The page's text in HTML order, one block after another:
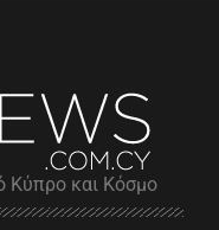
Κύπρο και Κόσμο